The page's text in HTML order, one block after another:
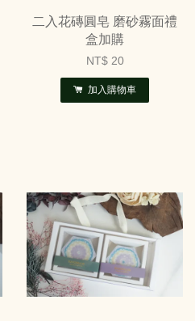
二入花磚圓皂 磨砂霧面禮
盒加購
NT$ 20
加入購物車